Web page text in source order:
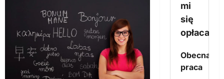
mi
się
opłaca?
Obecna
praca